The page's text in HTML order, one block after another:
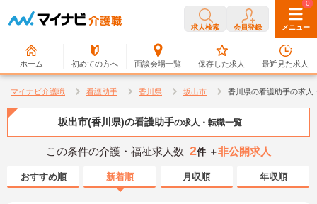
求人検索 会員登録 メニュー
ホーム 初めての方へ 面談会場一覧
0
保存した求人
0
最近見た求人
マイナビ介護職 看護助手 香川県 坂出市 香川県の看護助手の求人
坂出市(香川県)の看護助手の求人・転職一覧
この条件の介護・福祉求人数 2件 ＋非公開求人
おすすめ順 新着順 月収順 年収順